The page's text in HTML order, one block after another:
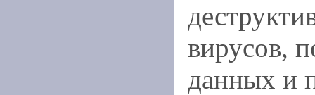
вирусов,
данных и